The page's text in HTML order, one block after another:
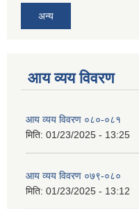
अन्य
आय व्यय विवरण
आय व्यय विवरण ०८०-०८१
मिति: 01/23/2025 - 13:25
आय व्यय विवरण ०७९-०८०
मिति: 01/23/2025 - 13:12